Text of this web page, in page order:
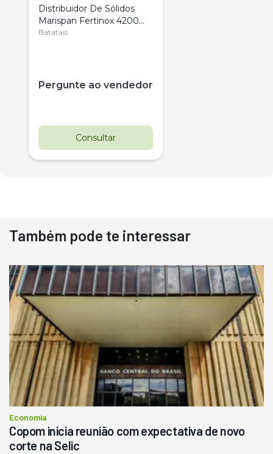
Distribuidor De Sólidos
Marispan Fertinox 4200
Citrus
Batatais
Pergunte ao vendedor
Consultar
Destaque
Usado
Pá Carregadeira Cat 966
Ano 1987
R$ 145.000
Consultar
Também pode te interessar
Economia
Copom inicia reunião com expectativa de novo
corte na Selic